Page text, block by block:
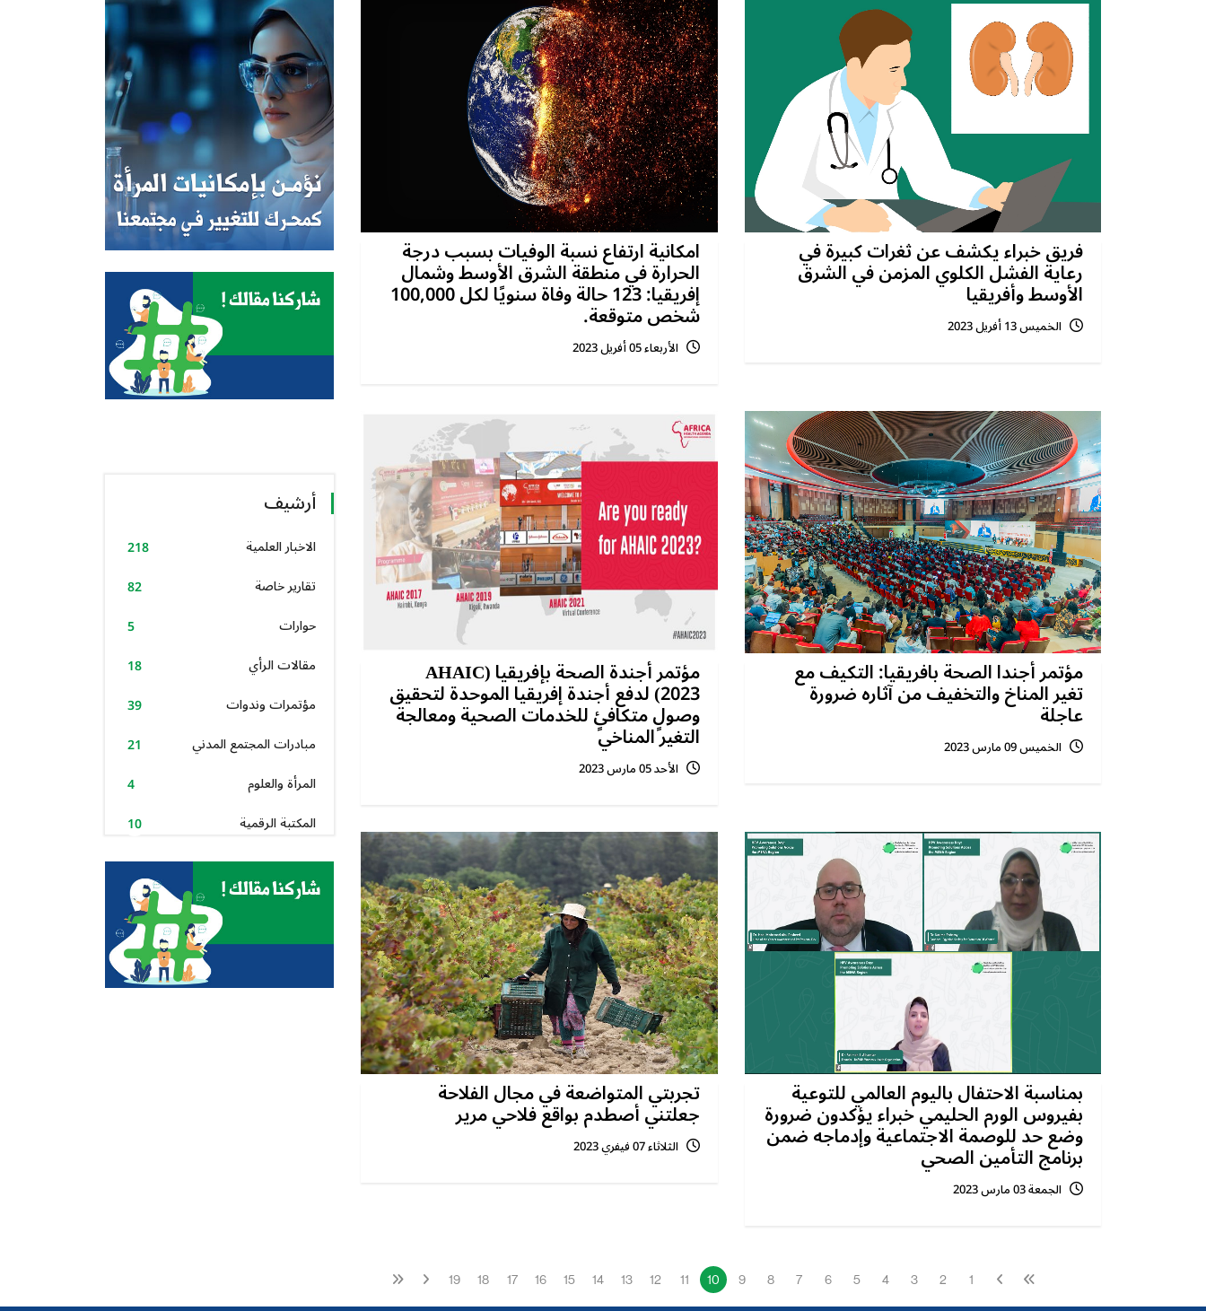
فريق خبراء يكشف عن ثغرات كبيرة في
رعاية الفشل الكلوي المزمن في الشرق
الأوسط وأفريقيا
الخميس 13 أفريل 2023
امكانية ارتفاع نسبة الوفيات بسبب درجة
الحرارة في منطقة الشرق الأوسط وشمال
إفريقيا: 123 حالة وفاة سنويًا لكل 100,000
شخص متوقعة.
الأربعاء 05 أفريل 2023
مؤتمر أجندا الصحة بافريقيا: التكيف مع
تغير المناخ والتخفيف من آثاره ضرورة
عاجلة
الخميس 09 مارس 2023
مؤتمر أجندة الصحة بإفريقيا (AHAIC
2023) لدفع أجندة إفريقيا الموحدة لتحقيق
وصولٍ متكافئٍ للخدمات الصحية ومعالجة
التغير المناخي
الأحد 05 مارس 2023
بمناسبة الاحتفال باليوم العالمي للتوعية
بفيروس الورم الحليمي خبراء يؤكدون ضرورة
وضع حد للوصمة الاجتماعية وإدماجه ضمن
برنامج التأمين الصحي
الجمعة 03 مارس 2023
تجربتي المتواضعة في مجال الفلاحة
جعلتني أصطدم بواقع فلاحي مرير
الثلاثاء 07 فيفري 2023
1
2
3
4
5
6
7
8
9
10
11
12
13
14
15
16
17
18
19
أرشيف
الاخبار العلمية
218
تقارير خاصة
82
حوارات
5
مقالات الرأي
18
مؤتمرات وندوات
39
مبادرات المجتمع المدني
21
المرأة والعلوم
4
المكتبة الرقمية
10